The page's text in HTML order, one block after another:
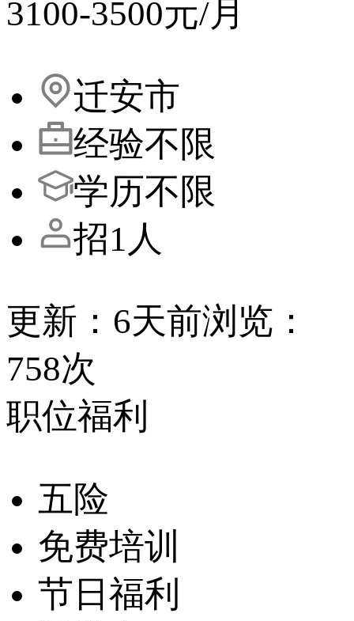
3100-3500元/月
迁安市
经验不限
学历不限
招1人
更新：6天前浏览：
758次
职位福利
五险
免费培训
节日福利